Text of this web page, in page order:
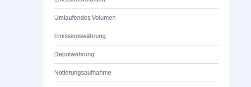
Umlaufendes Volumen
Emissionswährung
Depotwährung
Notierungsaufnahme